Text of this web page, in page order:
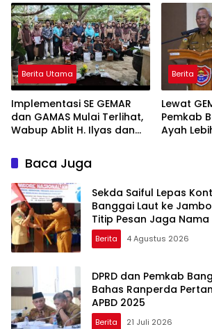
Akses dan Tingkatkan
Kepastian Hukum
Berita Utama
Implementasi SE GEMAR
dan GAMAS Mulai Terlihat,
Wabup Ablit H. Ilyas dan
Kompak Ambil Rapor Anak
Berita
Lewat
Pemkab
Ayah
Baca Juga
Sekda Saiful Lepas
Banggai Laut ke
Titip Pesan Jaga
Berita 4 Agustus 2026
DPRD dan Pemkab
Bahas Ranperda
APBD 2025
Berita 21 Juli 2026